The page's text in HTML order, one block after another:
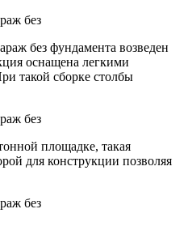
без фундамента возведен
оснащена легкими
такой сборке столбы
площадке, такая
для конструкции позволяя